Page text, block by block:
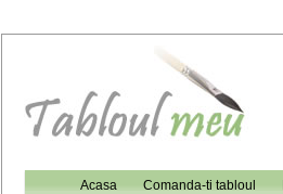
Acasa Comanda-ti tabloul